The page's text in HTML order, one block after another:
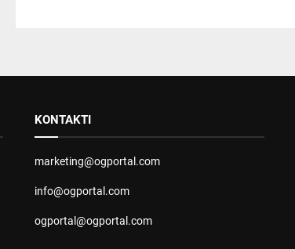
KONTAKTI
marketing@ogportal.com
info@ogportal.com
ogportal@ogportal.com